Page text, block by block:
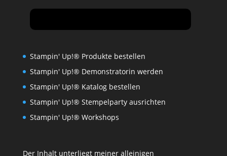
Stampin' Up!® Produkte bestellen
Stampin' Up!® Demonstratorin werden
Stampin' Up!® Katalog bestellen
Stampin' Up!® Stempelparty ausrichten
Stampin' Up!® Workshops
Der Inhalt unterliegt meiner alleinigen